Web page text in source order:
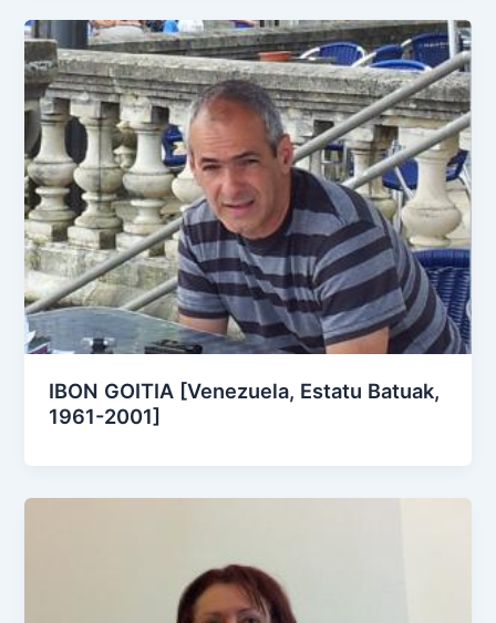
IBON GOITIA [Venezuela, Estatu Batuak,
1961-2001]